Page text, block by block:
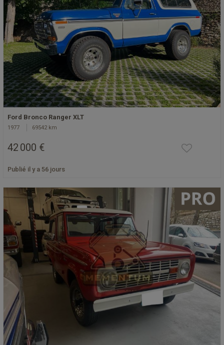
Ford Bronco Ranger XLT
1977 69542 km
42 000 €
Publié il y a 56 jours